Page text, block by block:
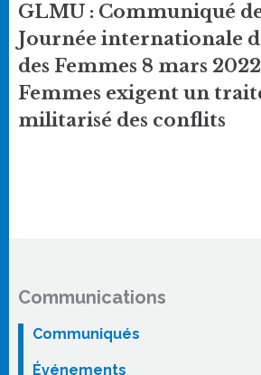
GLMU : Communiqué
Journée internationale
des Femmes 8 mars
Femmes exigent un
militarisé des conflits
Communications
Communiqués
Événements